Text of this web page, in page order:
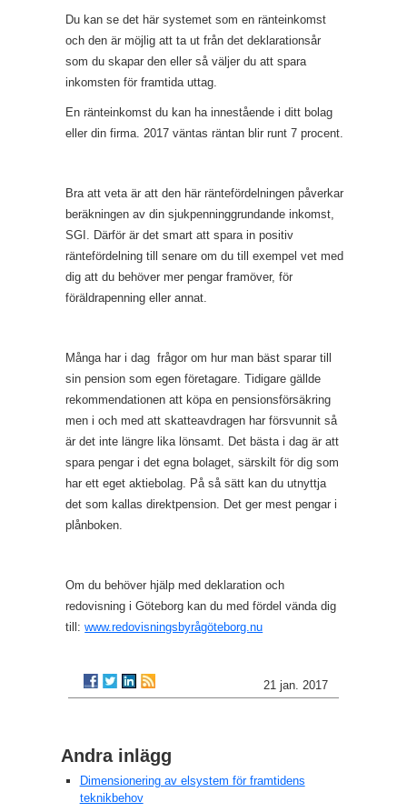
Du kan se det här systemet som en ränteinkomst
och den är möjlig att ta ut från det deklarationsår
som du skapar den eller så väljer du att spara
inkomsten för framtida uttag.
En ränteinkomst du kan ha innestående i ditt bolag
eller din firma. 2017 väntas räntan blir runt 7 procent.
Bra att veta är att den här räntefördelningen påverkar
beräkningen av din sjukpenninggrundande inkomst,
SGI. Därför är det smart att spara in positiv
räntefördelning till senare om du till exempel vet med
dig att du behöver mer pengar framöver, för
föräldrapenning eller annat.
Många har i dag frågor om hur man bäst sparar till
sin pension som egen företagare. Tidigare gällde
rekommendationen att köpa en pensionsförsäkring
men i och med att skatteavdragen har försvunnit så
är det inte längre lika lönsamt. Det bästa i dag är att
spara pengar i det egna bolaget, särskilt för dig som
har ett eget aktiebolag. På så sätt kan du utnyttja
det som kallas direktpension. Det ger mest pengar i
plånboken.
Om du behöver hjälp med deklaration och
redovisning i Göteborg kan du med fördel vända dig
till:www.redovisningsbyrågöteborg.nu
21 jan. 2017
Andra inlägg
Dimensionering av elsystem för framtidens
teknikbehov